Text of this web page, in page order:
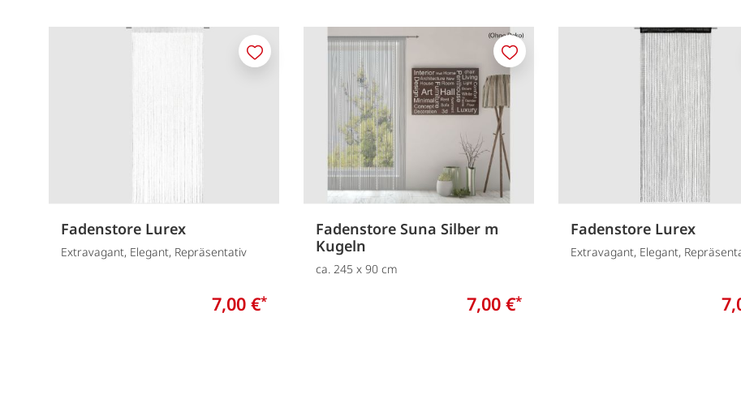
Fadenstore Lurex
Extravagant, Elegant, Repräsentativ
7,00 €*
Merken
Fadenstore Suna Silber m
Kugeln
ca. 245 x 90 cm
7,00 €*
Merken
Fadenstore Lurex
Extravagant, Elegant,